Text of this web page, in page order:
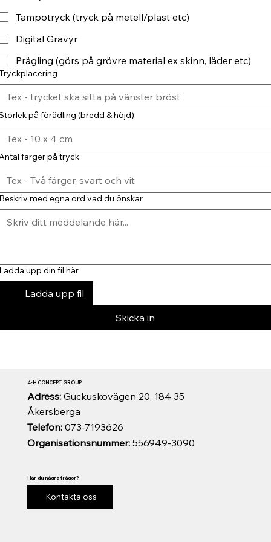
Tampotryck (tryck på metell/plast etc)
Digital Gravyr
Prägling (görs på grövre material ex skinn, läder etc)
på förädling (bredd & höjd)
färger på tryck
med egna ord vad du önskar
upp din fil här
Ladda upp fil
Skicka in
Organisationsnummer:556949-3090
Telefon:073-7193626
Adress: Guckuskovägen 20, 184 35
Åkersberga
4-H CONCEPT GROUP
Har du några frågor?
Kontakta oss